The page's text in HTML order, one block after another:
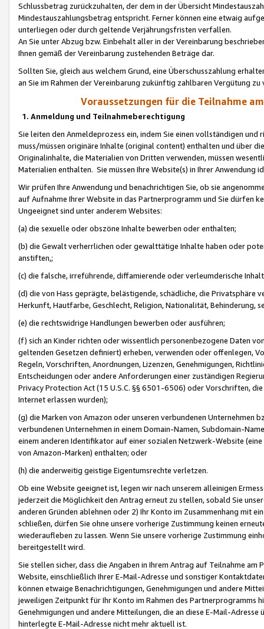
Schlussbetrag zurückzuhalten, der dem in der Übersicht
Mindestauszahlungsbetrag entspricht. Ferner können eine etwaig
unterliegen oder durch geltende Verjährungsfristen verfallen.
An Sie unter Abzug bzw. Einbehalt aller in der Vereinbarung
Ihnen gemäß der Vereinbarung zustehenden Beträge dar.
Sollten Sie, gleich aus welchem Grund, eine Überschusszahlung
an Sie im Rahmen der Vereinbarung zukünftig zahlbaren Vergütung zu
Voraussetzungen für die Teilnahme
1. Anmeldung und Teilnahmeberechtigung
Sie leiten den Anmeldeprozess ein, indem Sie einen vollständigen
muss/müssen originäre Inhalte (original content) enthalten und über
Originalinhalte, die Materialien von Dritten verwenden, müssen
Materialien enthalten. Sie müssen Ihre Website(s) in Ihrer Anwendung
Wir prüfen Ihre Anwendung und benachrichtigen Sie, ob sie
auf Aufnahme Ihrer Website in das Partnerprogramm und Sie dürfen
Ungeeignet sind unter anderem Websites:
(a) die sexuelle oder obszöne Inhalte bewerben oder enthalten;
(b) die Gewalt verherrlichen oder gewalttätige Inhalte haben oder
anstiften,;
(c) die falsche, irreführende, diffamierende oder verleumderische
(d) die von Hass geprägte, belästigende, schädliche, die Privatsphäre
Herkunft, Hautfarbe, Geschlecht, Religion, Nationalität, Behinderung,
(e) die rechtswidrige Handlungen bewerben oder ausführen;
(f) sich an Kinder richten oder wissentlich personenbezogene Daten
geltenden Gesetzen definiert) erheben, verwenden oder offenlegen,
Regeln, Vorschriften, Anordnungen, Lizenzen, Genehmigungen,
Entscheidungen oder andere Anforderungen einer zuständigen
Privacy Protection Act (15 U.S.C. §§ 6501-6506) oder Vorschriften,
Internet erlassen wurden);
(g) die Marken von Amazon oder unseren verbundenen Unternehmen
verbundenen Unternehmen in einem Domain-Namen, Subdomain-
einem anderen Identifikator auf einer sozialen Netzwerk-Website
von Amazon-Marken) enthalten; oder
(h) die anderweitig geistige Eigentumsrechte verletzen.
Ob eine Website geeignet ist, legen wir nach unserem alleinigen
jederzeit die Möglichkeit den Antrag erneut zu stellen, sobald Sie
anderen Gründen ablehnen oder 2) Ihr Konto im Zusammenhang mit
schließen, dürfen Sie ohne unsere vorherige Zustimmung keinen
wiederaufleben zu lassen. Wenn Sie unsere vorherige Zustimmung
bereitgestellt wird.
Sie stellen sicher, dass die Angaben in Ihrem Antrag auf Teilnahme
Website, einschließlich Ihrer E-Mail-Adresse und sonstiger
können etwaige Benachrichtigungen, Genehmigungen und andere
jeweiligen Zeitpunkt für Ihr Konto im Rahmen des Partnerprogramms
Genehmigungen und andere Mitteilungen, die an diese E-Mail-
hinterlegte E-Mail-Adresse nicht mehr aktuell ist.